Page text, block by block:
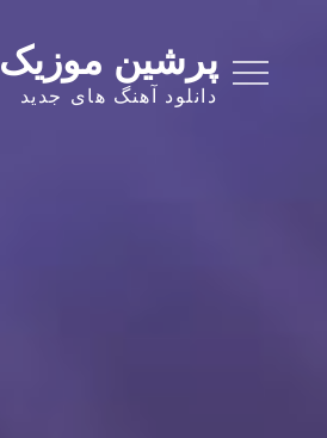
content
پرشین موزیک
دانلود آهنگ های جدید